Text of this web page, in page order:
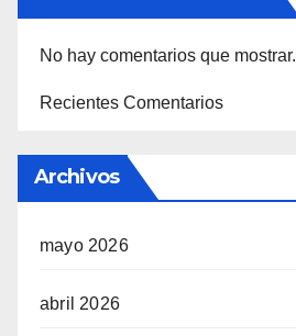
No hay comentarios que mostrar.
Recientes Comentarios
Archivos
mayo 2026
abril 2026